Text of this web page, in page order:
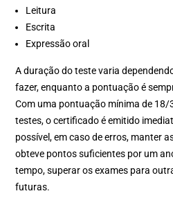
Leitura
Escrita
Expressão oral
A duração do teste varia
fazer, enquanto a pontuação é
Com uma pontuação mínima de
testes, o certificado é emitido
possível, em caso de erros, manter
obteve pontos suficientes por um
tempo, superar os exames para
futuras.